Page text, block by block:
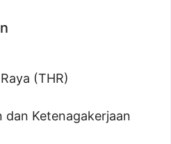
(THR)
dan Ketenagakerjaan